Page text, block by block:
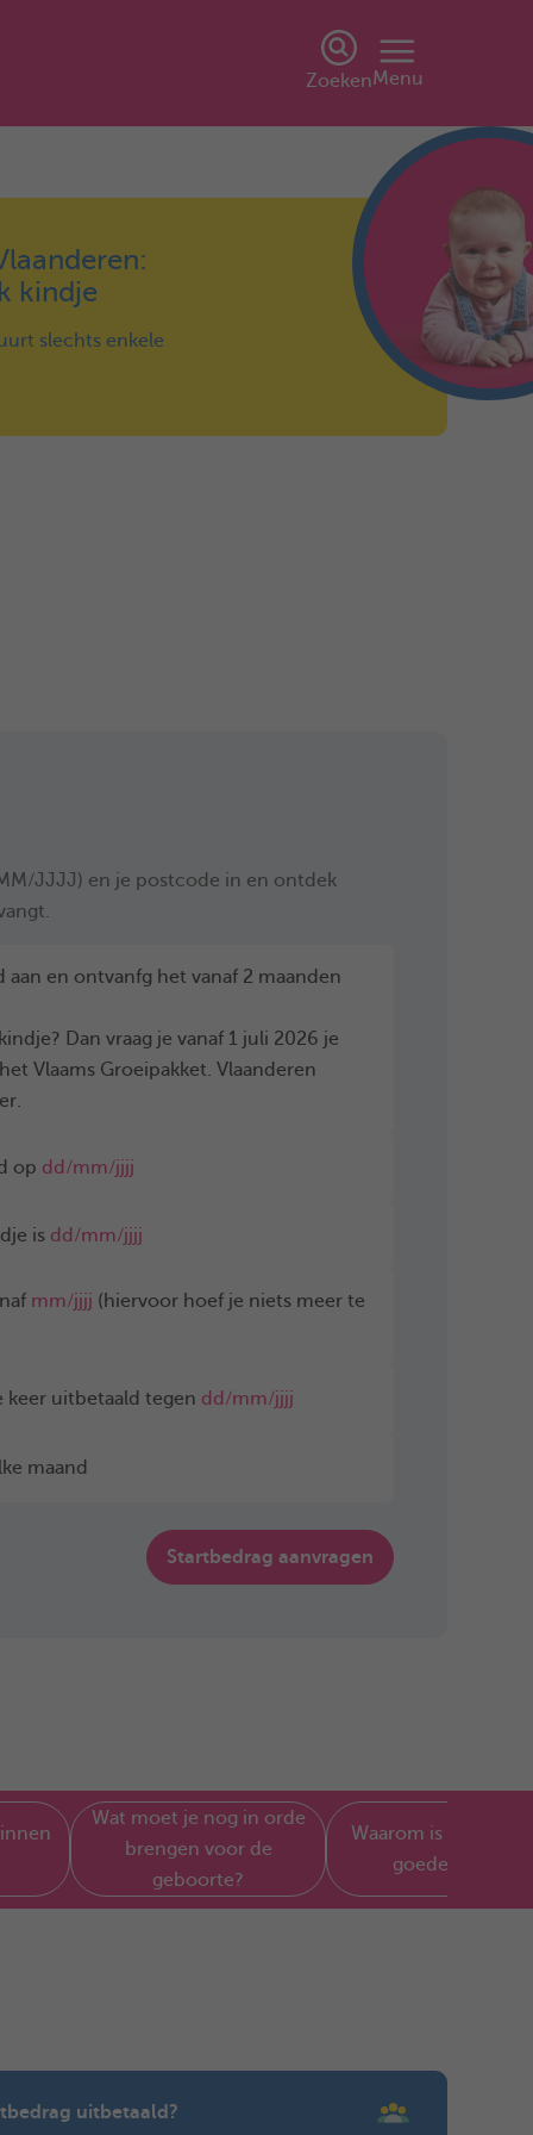
ZoekenMenu
kindje
slechts enkele
JJJJ) en je postcode in en ontdek
en ontvanfg het vanaf 2 maanden
Dan vraag je vanaf 1 juli 2026 je
Vlaams Groeipakket. Vlaanderen
op dd/mm/jjjj
is dd/mm/jjjj
mm/jjjj (hiervoor hoef je niets meer te
keer uitbetaald tegen dd/mm/jjjj
maand
Startbedrag aanvragen
Wat moet je nog in orde
brengen voor de
geboorte?
Waarom is Parentia
goede keuze?
uitbetaald?